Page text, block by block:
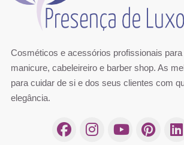
Cosméticos e acessórios profissionais para
manicure, cabeleireiro e barber shop. As
para cuidar de si e dos seus clientes com
elegância.